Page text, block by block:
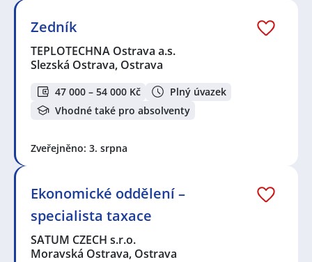
Zedník
TEPLOTECHNA Ostrava a.s.
Slezská Ostrava, Ostrava
47 000 – 54 000 Kč
Plný úvazek
Vhodné také pro absolventy
Zveřejněno: 3. srpna
Ekonomické oddělení –
specialista taxace
SATUM CZECH s.r.o.
Moravská Ostrava, Ostrava